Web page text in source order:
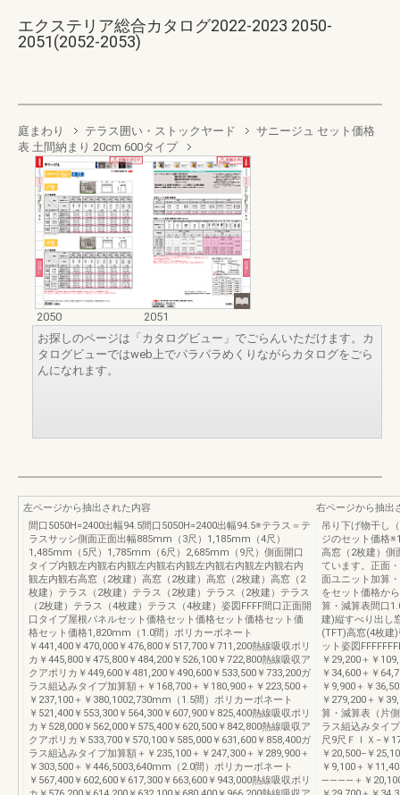
エクステリア総合カタログ2022-2023 2050-
2051(2052-2053)
庭まわり テラス囲い・ストックヤード
サニージュ セット価格
表 土間納まり 20cm 600タイプ
2050
2051
お探しのページは「カタログビュー」でごらんいただけます。カ
タログビューではweb上でパラパラめくりながらカタログをごら
んになれます。
左ページから抽出された内容
間口5050H=2400出幅94.5間口5050H=2400出幅94.5※テラス＝テ
ラスサッシ側面正面出幅885mm（3尺）1,185mm（4尺）
1,485mm（5尺）1,785mm（6尺）2,685mm（9尺）側面開口
タイプ内観左内観右内観左内観右内観左内観右内観左内観右内
観左内観右高窓（2枚建）高窓（2枚建）高窓（2枚建）高窓（2
枚建）テラス（2枚建）テラス（2枚建）テラス（2枚建）テラス
（2枚建）テラス（4枚建）テラス（4枚建）姿図FFFF間口正面開
口タイプ屋根パネルセット価格セット価格セット価格セット価
格セット価格1,820mm（1.0間）ポリカーボネート
￥441,400￥470,000￥476,800￥517,700￥711,200熱線吸収ポリ
カ￥445,800￥475,800￥484,200￥526,100￥722,800熱線吸収ア
クアポリカ￥449,600￥481,200￥490,600￥533,500￥733,200ガ
ラス組込みタイプ加算額＋￥168,700＋￥180,900＋￥223,500＋
￥237,100＋￥380,1002,730mm（1.5間）ポリカーボネート
￥521,400￥553,300￥564,300￥607,900￥825,400熱線吸収ポリ
カ￥528,000￥562,000￥575,400￥620,500￥842,800熱線吸収ア
クアポリカ￥533,700￥570,100￥585,000￥631,600￥858,400ガ
ラス組込みタイプ加算額＋￥235,100＋￥247,300＋￥289,900＋
￥303,500＋￥446,5003,640mm（2.0間）ポリカーボネート
￥567,400￥602,600￥617,300￥663,600￥943,000熱線吸収ポリ
右ページから抽出
吊り下げ物干し
ジのセット価格
高窓（2枚建）側
ています。正面
面ユニット加算
をセット価格か
算・減算表間口
建)縦すべり出し
(TFT)高窓(4枚建
ット姿図
￥29,200＋￥
￥34,600＋￥
￥9,900＋￥
￥279,200＋￥
算・減算表（片
ラス組込みタイ
尺9尺ＦＩＸ−￥
￥20,500−￥
￥9,100＋￥
――――＋￥